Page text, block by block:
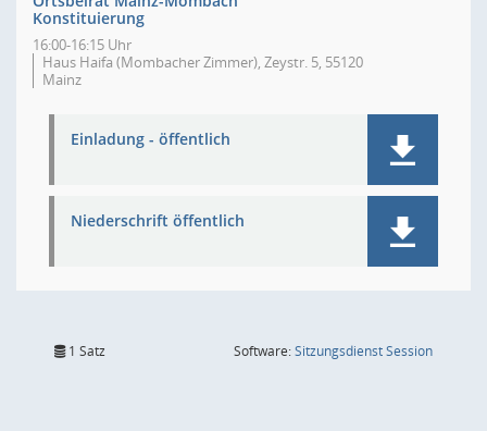
Konstituierung
16:00-16:15 Uhr
Haus Haifa (Mombacher Zimmer), Zeystr. 5, 55120
Mainz
Einladung - öffentlich
Niederschrift öffentlich
1 Satz Software:SitzungsdienstSession(Wird in